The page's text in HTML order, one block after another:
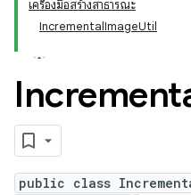
เครื่องมือสร้างสาธารณะ
IncrementalImageUtil
public class